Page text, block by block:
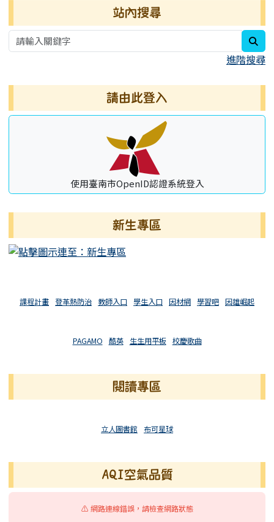
站內搜尋
進階搜尋
請由此登入
使用臺南市OpenID認證系統登入
新生專區
課程計畫 登革熱防治 教師入口 學生入口 因材網 學習吧 因雄崛起
PAGAMO 酷英 生生用平板 校慶歌曲
閱讀專區
立人圖書館 布可星球
AQI空氣品質
⚠️ 網路連線錯誤，請檢查網路狀態